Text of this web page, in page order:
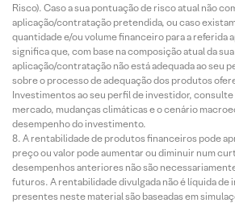
Risco). Caso a sua pontuação de risco atual não
aplicação/contratação pretendida, ou caso
quantidade e/ou volume financeiro para a referida
significa que, com base na composição atual da
aplicação/contratação não está adequada ao seu
sobre o processo de adequação dos produtos
Investimentos ao seu perfil de investidor, consulte
mercado, mudanças climáticas e o cenário
desempenho do investimento.
A rentabilidade de produtos financeiros pode
preço ou valor pode aumentar ou diminuir num
desempenhos anteriores não são
futuros. A rentabilidade divulgada não é líquida de
presentes neste material são baseadas em